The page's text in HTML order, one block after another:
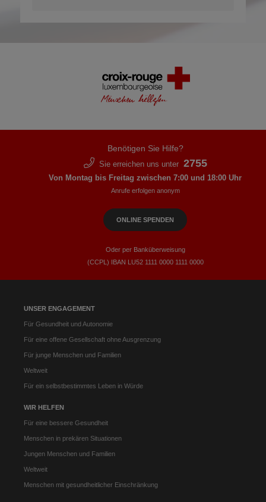
UNSER ENGAGEMENT
Für Gesundheit und Autonomie
Für eine offene Gesellschaft ohne Ausgrenzung
Für junge Menschen und Familien
Weltweit
Für ein selbstbestimmtes Leben in Würde
WIR HELFEN
Für eine bessere Gesundheit
Menschen in prekären Situationen
Jungen Menschen und Familien
Weltweit
Menschen mit gesundheitlicher Einschränkung
Benötigen Sie Hilfe?
Sie erreichen uns unter 2755
Von Montag bis Freitag zwischen 7:00 und 18:00 Uhr
Anrufe erfolgen anonym
ONLINE SPENDEN
Oder per Banküberweisung
(CCPL) IBAN LU52​ 1111​ 0000​ 1111​ 0000